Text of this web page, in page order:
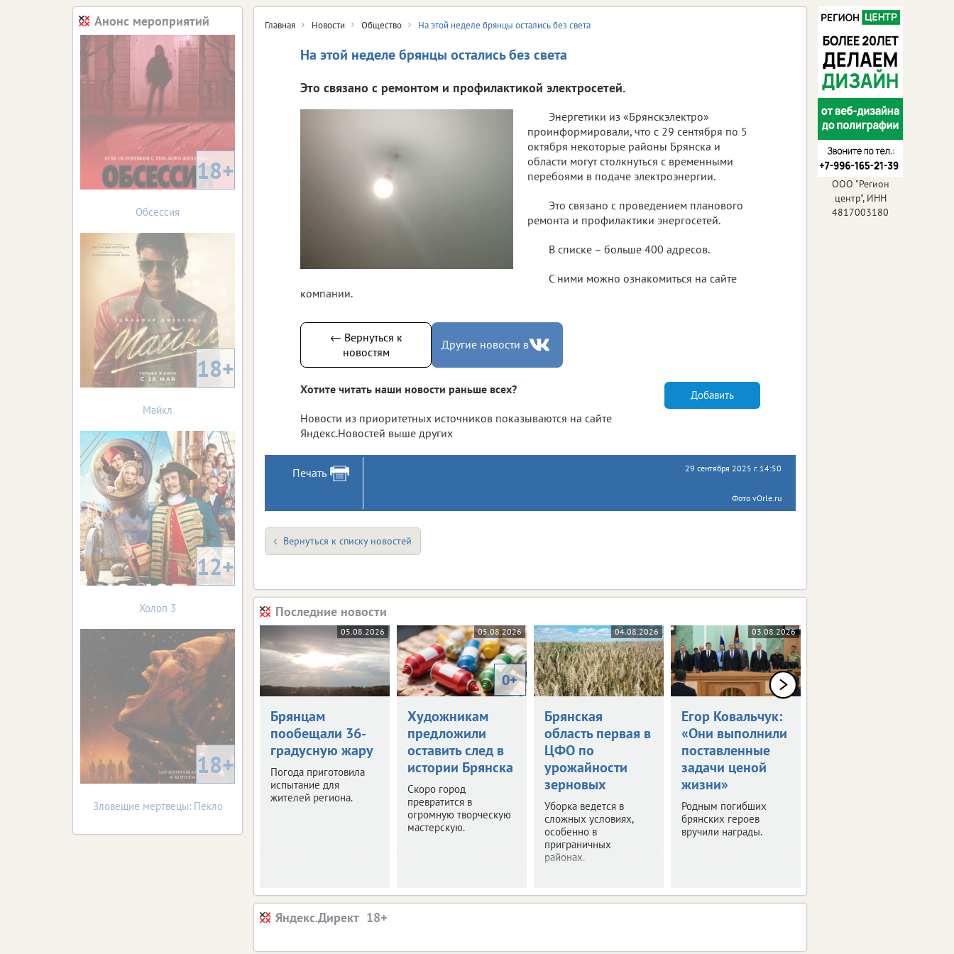
Главная Новости Общество На этой неделе брянцы остались без света
На этой неделе брянцы остались без света
Это связано с ремонтом и профилактикой электросетей.
Энергетики из «Брянскэлектро»
проинформировали, что с 29 сентября по 5
октября некоторые районы Брянска и
области могут столкнуться с временными
перебоями в подаче электроэнергии.
Это связано с проведением планового
ремонта и профилактики энергосетей.
В списке – больше 400 адресов.
С ними можно ознакомиться на сайте
компании.
← Вернуться к
новостям
Другие новости в
Хотите читать наши новости раньше всех?
Новости из приоритетных источников показываются на сайте
Яндекс.Новостей выше других
Добавить
Печать 29 сентября 2025 г. 14:50
Фото vOrle.ru
Вернуться к списку новостей
Последние новости
05.08.2026
Брянцам
пообещали 36-
градусную жару
Погода приготовила
испытание для
жителей региона.
05.08.2026
0+
Художникам
предложили
оставить след в
истории Брянска
Скоро город
превратится в
огромную творческую
мастерскую.
04.08.2026
Брянская
область первая в
ЦФО по
урожайности
зерновых
Уборка ведется в
сложных условиях,
особенно в
приграничных
районах.
03.08.2026
Егор Ковальчук:
«Они выполнили
поставленные
задачи ценой
жизни»
Родным погибших
брянских героев
вручили награды.
Яндекс.Директ
Анонс мероприятий
18+
Обсессия
18+
Майкл
12+
Холоп 3
18+
Зловещие мертвецы: Пекло
ООО "Регион
центр", ИНН
4817003180